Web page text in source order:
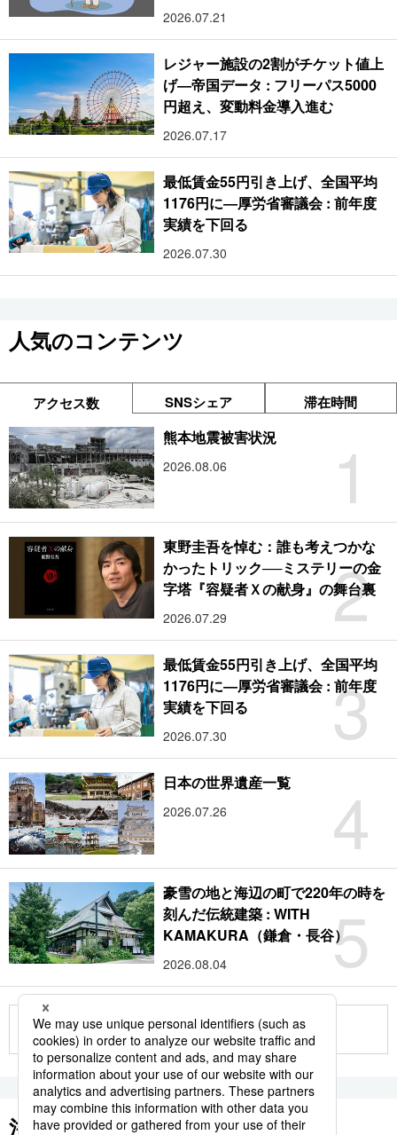
2026.07.21
レジャー施設の2割がチケット値上
げ―帝国データ : フリーパス5000
円超え、変動料金導入進む
2026.07.17
最低賃金55円引き上げ、全国平均
1176円に―厚労省審議会 : 前年度
実績を下回る
2026.07.30
人気のコンテンツ
アクセス数 SNSシェア 滞在時間
1
熊本地震被害状況
2026.08.06
2
東野圭吾を悼む：誰も考えつかな
かったトリック──ミステリーの金
字塔『容疑者Ｘの献身』の舞台裏
2026.07.29
3
最低賃金55円引き上げ、全国平均
1176円に―厚労省審議会 : 前年度
実績を下回る
2026.07.30
4
日本の世界遺産一覧
2026.07.26
5
豪雪の地と海辺の町で220年の時を
刻んだ伝統建築 : WITH
KAMAKURA（鎌倉・長谷）
2026.08.04
もっと見る
注目のキーワード